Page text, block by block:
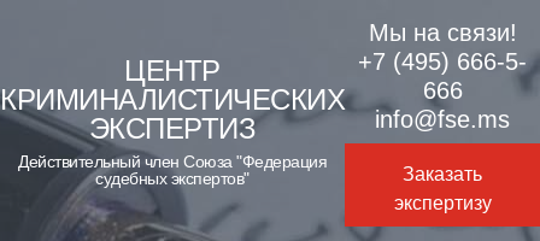
content
ЦЕНТР
КРИМИНАЛИСТИЧЕСКИХ
ЭКСПЕРТИЗ
Действительный член Союза "Федерация
судебных экспертов"
Мы на связи!
+7 (495) 666-5-
666
info@fse.ms
Заказать
экспертизу